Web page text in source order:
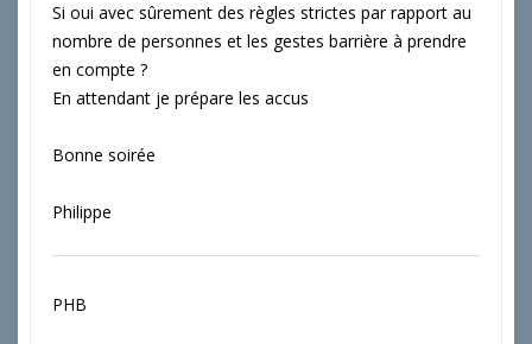
Si oui avec sûrement des règles strictes par rapport au
nombre de personnes et les gestes barrière à prendre
en compte ?
En attendant je prépare les accus
Bonne soirée
Philippe
PHB